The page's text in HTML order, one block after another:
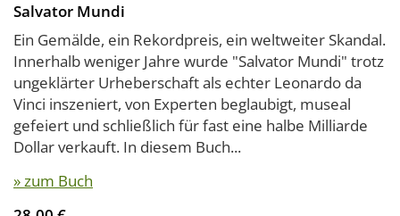
Salvator Mundi
Ein Gemälde, ein Rekordpreis, ein weltweiter Skandal.
Innerhalb weniger Jahre wurde "Salvator Mundi" trotz
ungeklärter Urheberschaft als echter Leonardo da
Vinci inszeniert, von Experten beglaubigt, museal
gefeiert und schließlich für fast eine halbe Milliarde
Dollar verkauft. In diesem Buch...
» zum Buch